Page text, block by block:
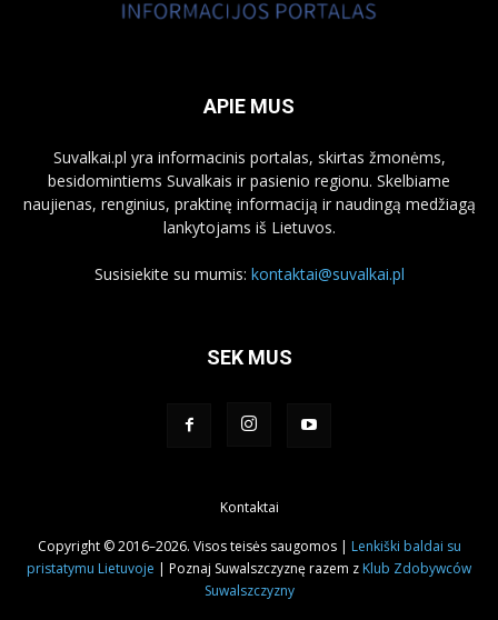
APIE MUS
Suvalkai.pl yra informacinis portalas, skirtas žmonėms,
besidomintiems Suvalkais ir pasienio regionu. Skelbiame
naujienas, renginius, praktinę informaciją ir naudingą medžiagą
lankytojams iš Lietuvos.
Susisiekite su mumis: kontaktai@suvalkai.pl
SEK MUS
Kontaktai
Copyright © 2016–2026. Visos teisės saugomos | Lenkiški baldai su
pristatymu Lietuvoje | Poznaj Suwalszczyznę razem z Klub Zdobywców
Suwalszczyzny